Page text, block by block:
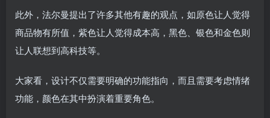
此外，法尔曼提出了许多其他有趣的观点，如原色让人觉得
商品物有所值，紫色让人觉得成本高，黑色、银色和金色则
让人联想到高科技等。
大家看，设计不仅需要明确的功能指向，而且需要考虑情绪
功能，颜色在其中扮演着重要角色。